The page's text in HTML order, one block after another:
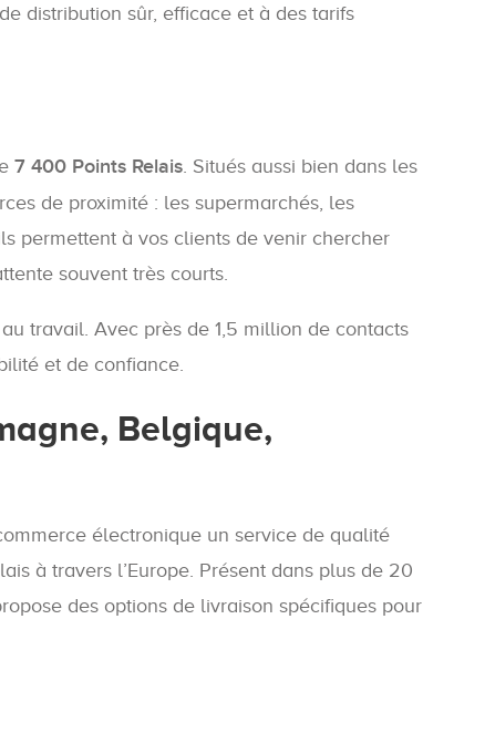
distribution sûr, efficace et à des tarifs
7 400 Points Relais. Situés aussi bien dans les
de proximité : les supermarchés, les
permettent à vos clients de venir chercher
souvent très courts.
travail. Avec près de 1,5 million de contacts
et de confiance.
Belgique,
électronique un service de qualité
à travers l’Europe. Présent dans plus de 20
des options de livraison spécifiques pour